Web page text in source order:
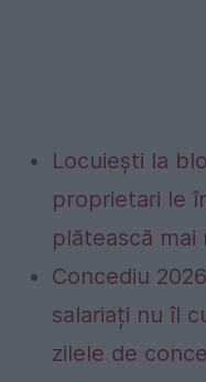
Locuiești la
proprietari le
plătească mai
Concediu
salariați nu îl
zilele de